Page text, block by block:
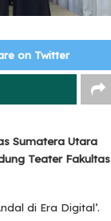
on Twitter
Sumatera Utara
Teater Fakultas
di Era Digital’.